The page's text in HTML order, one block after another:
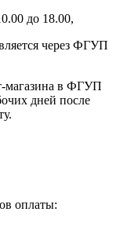
до 18.00,
через ФГУП
магазина в ФГУП
дней после
оплаты: